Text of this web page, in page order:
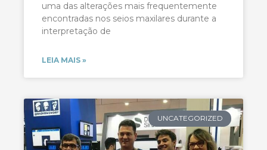
uma das alterações mais frequentemente
encontradas nos seios maxilares durante a
interpretação de
LEIA MAIS »
UNCATEGORIZED